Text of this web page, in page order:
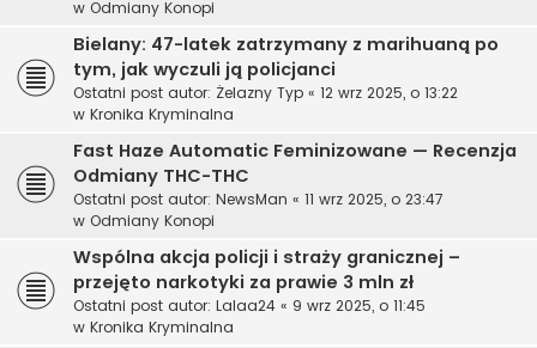
w Odmiany Konopi
Bielany: 47-latek zatrzymany z marihuaną po
tym, jak wyczuli ją policjanci
Ostatni post autor: Żelazny Typ « 12 wrz 2025, o 13:22
w Kronika Kryminalna
Fast Haze Automatic Feminizowane — Recenzja
Odmiany THC-THC
Ostatni post autor: NewsMan « 11 wrz 2025, o 23:47
w Odmiany Konopi
Wspólna akcja policji i straży granicznej –
przejęto narkotyki za prawie 3 mln zł
Ostatni post autor: Lalaa24 « 9 wrz 2025, o 11:45
w Kronika Kryminalna